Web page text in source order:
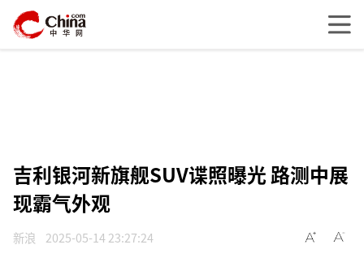
吉利银河新旗舰SUV谍照曝光 路测中展
现霸气外观
新浪 2025-05-14 23:27:24